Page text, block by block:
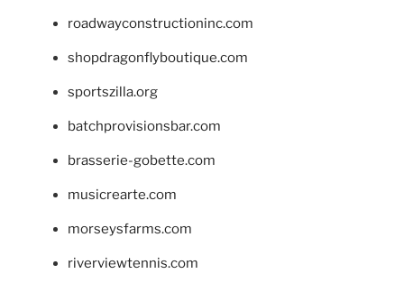
roadwayconstructioninc.com
shopdragonflyboutique.com
sportszilla.org
batchprovisionsbar.com
brasserie-gobette.com
musicrearte.com
morseysfarms.com
riverviewtennis.com